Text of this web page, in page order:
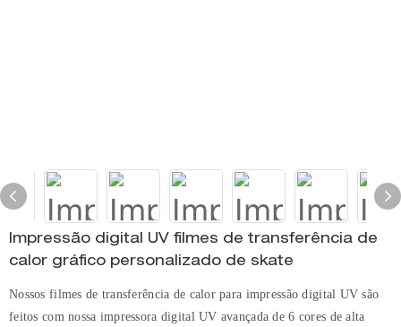
Impressão digital UV filmes de transferência de
calor gráfico personalizado de skate
Nossos filmes de transferência de calor para impressão digital UV são
feitos com nossa impressora digital UV avançada de 6 cores de alta